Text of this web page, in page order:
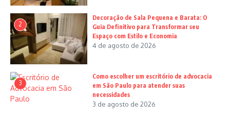
2
Decoração de Sala Pequena e Barata: O
Guia Definitivo para Transformar seu
Espaço com Estilo e Economia
4 de agosto de 2026
3
Como escolher um escritório de advocacia
em São Paulo para atender suas
necessidades
3 de agosto de 2026